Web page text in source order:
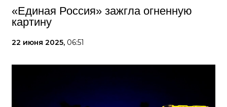
«Единая Россия» зажгла огненную
картину
22 июня 2025, 06:51